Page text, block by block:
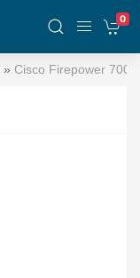
0
» Cisco Firepower 7000